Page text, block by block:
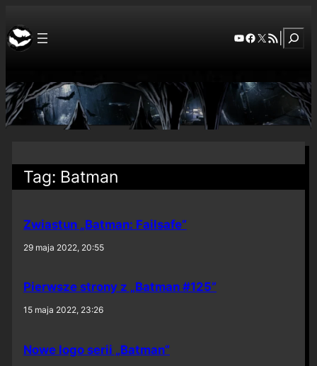
YouTube
Facebook
X RSS Feed
Tag: Batman
Zwiastun „Batman: Failsafe”
29 maja 2022, 20:55
Pierwsze strony z „Batman #125”
15 maja 2022, 23:26
Nowe logo serii „Batman”